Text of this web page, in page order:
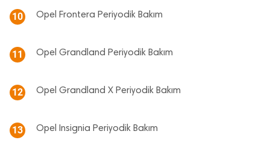
10 Opel Frontera Periyodik Bakım
11 Opel Grandland Periyodik Bakım
12 Opel Grandland X Periyodik Bakım
13 Opel Insignia Periyodik Bakım